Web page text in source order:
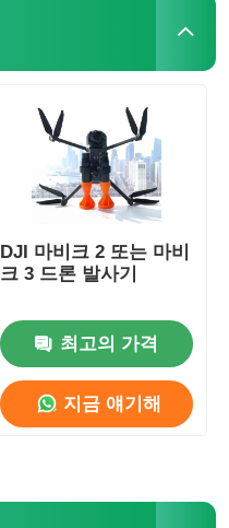
DJI 마비크 2 또는 마비
크 3 드론 발사기
최고의 가격
지금 얘기해